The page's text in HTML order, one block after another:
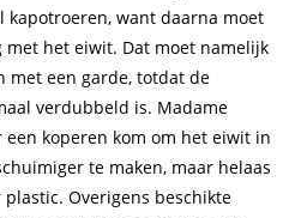
kapotroeren, want daarna moet
het eiwit. Dat moet namelijk
met een garde, totdat de
verdubbeld is. Madame
koperen kom om het eiwit in
te maken, maar helaas
Overigens beschikte